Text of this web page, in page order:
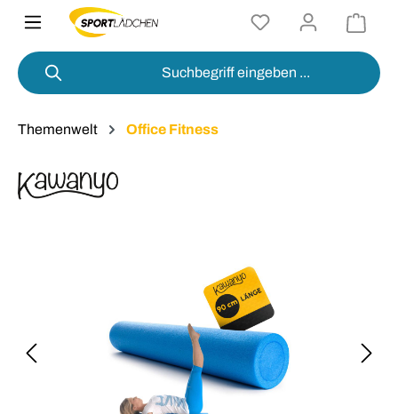
springen
Themenwelt Office Fitness